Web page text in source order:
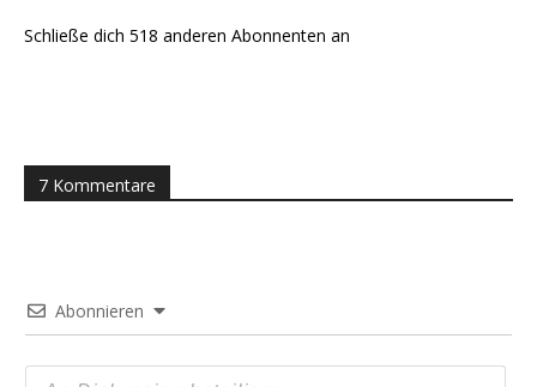
Schließe dich 518 anderen Abonnenten an
7 Kommentare
Abonnieren